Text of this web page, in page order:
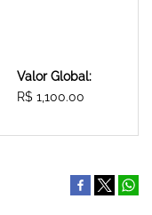
Valor Global:
R$ 1,100.00